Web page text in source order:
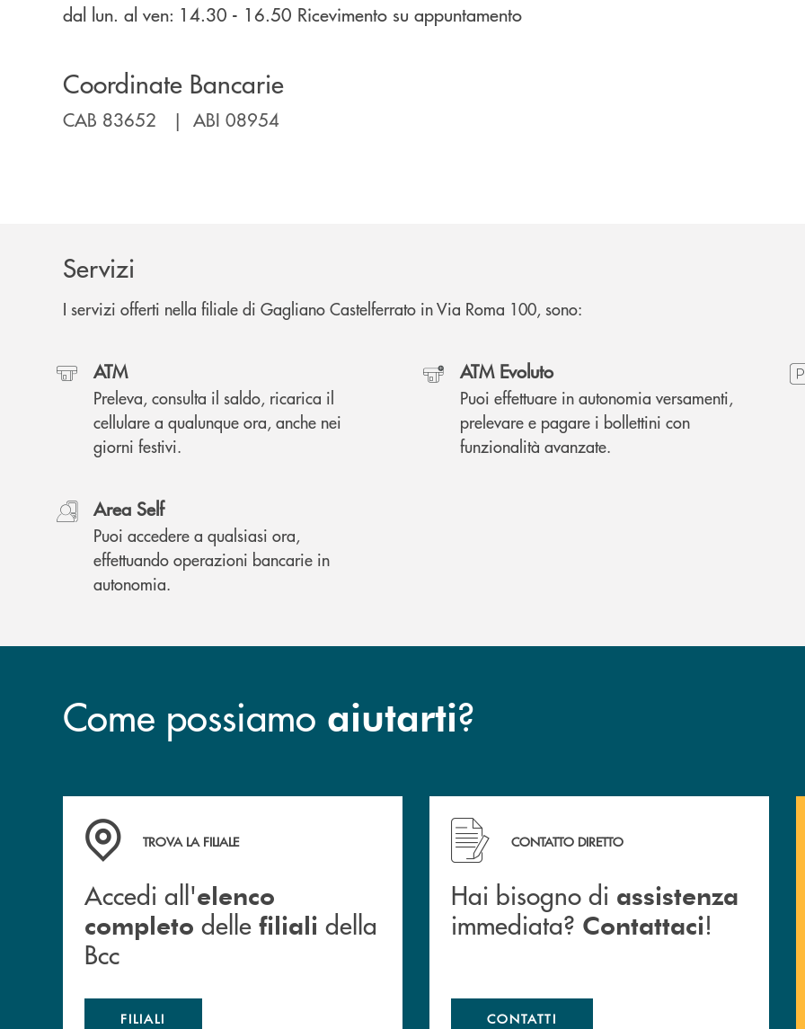
dal lun. al ven: 14.30 - 16.50 Ricevimento su appuntamento
Coordinate Bancarie
CAB 83652 | ABI 08954
Servizi
I servizi offerti nella filiale di Gagliano Castelferrato in Via Roma 100, sono:
ATM
Preleva, consulta il saldo, ricarica il
cellulare a qualunque ora, anche nei
giorni festivi.
ATM Evoluto
Puoi effettuare in autonomia versamenti,
prelevare e pagare i bollettini con
funzionalità avanzate.
Area Self
Puoi accedere a qualsiasi ora,
effettuando operazioni bancarie in
autonomia.
Come possiamo aiutarti?
Accedi all' elenco completo delle filiali della Bcc
TROVA LA FILIALE
Accedi all'elenco
completo delle filiali della
Bcc
FILIALI
Hai bisogno di assistenza immediata? Contattaci !
CONTATTO DIRETTO
Hai bisogno di assistenza
immediata? Contattaci!
CONTATTI